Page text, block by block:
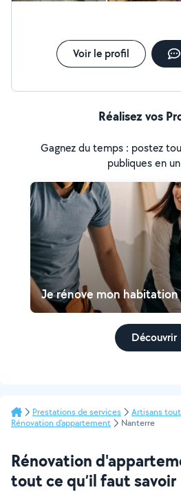
Voir le profil
Réalisez vos
Gagnez du temps : postez
publiques en
Je rénove mon habitation
Découvrir
Prestations de services
Artisans
Rénovation d'appartement
Nanterre
Rénovation
tout ce qu’il faut savoir